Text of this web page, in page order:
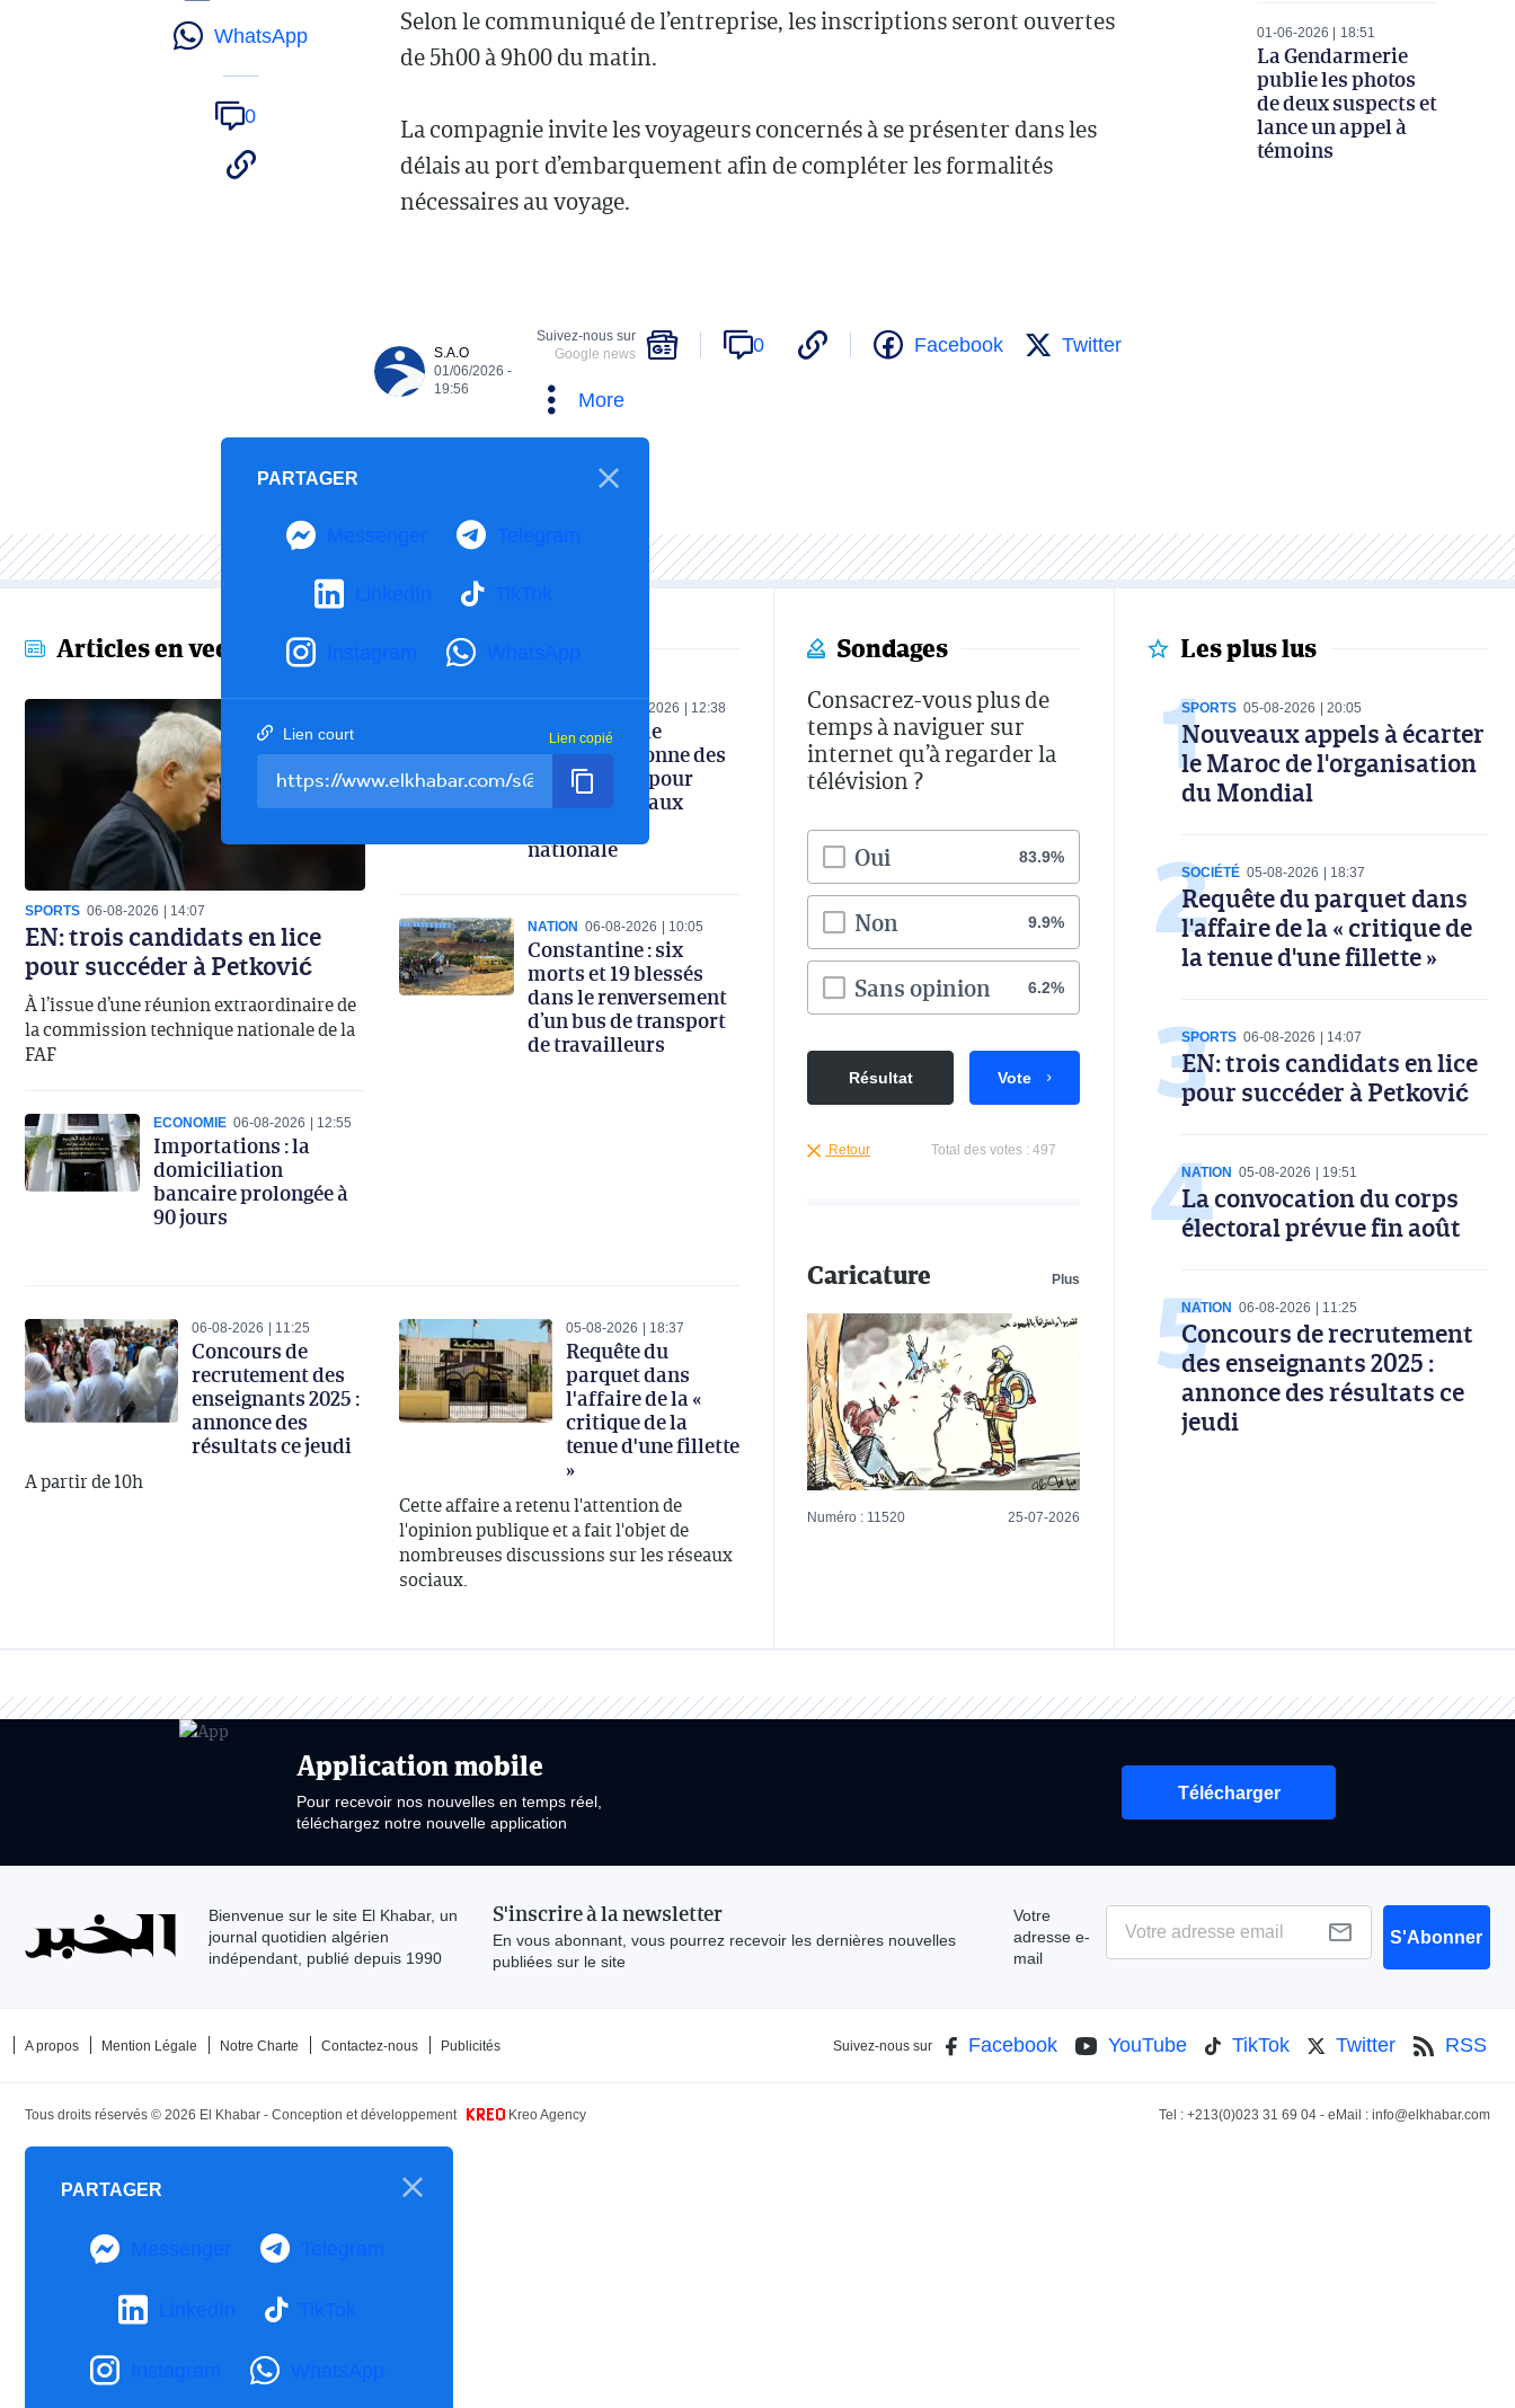
Selon le communiqué de l’entreprise, les inscriptions seront ouvertes
de 5h00 à 9h00 du matin.
La compagnie invite les voyageurs concernés à se présenter dans les
délais au port d’embarquement afin de compléter les formalités
nécessaires au voyage.
WhatsApp
0
01-06-2026 18:51
La Gendarmerie
publie les photos
de deux suspects et
lance un appel à
témoins
S.A.O
01/06/2026 -
19:56
Suivez-nous sur
Google news
0 Facebook Twitter
More
PARTAGER
Messenger Telegram
LinkedIn TikTok
Instagram WhatsApp
Lien court Lien copié
Articles en vedette
SPORTS 06-08-2026 14:07
EN: trois candidats en lice
pour succéder à Petković
À l’issue d’une réunion extraordinaire de
la commission technique nationale de la
FAF
06-08-2026 12:38
Le ministre de
l’Industrie donne des
instructions pour
renforcer le taux
nationale
NATION 06-08-2026 10:05
Constantine : six
morts et 19 blessés
dans le renversement
d’un bus de transport
de travailleurs
ECONOMIE 06-08-2026 12:55
Importations : la
domiciliation
bancaire prolongée à
90 jours
06-08-2026 11:25
Concours de
recrutement des
enseignants 2025 :
annonce des
résultats ce jeudi
A partir de 10h
05-08-2026 18:37
Requête du
parquet dans
l'affaire de la «
critique de la
tenue d'une fillette
»
Cette affaire a retenu l'attention de
l'opinion publique et a fait l'objet de
nombreuses discussions sur les réseaux
sociaux.
Sondages
Consacrez-vous plus de
temps à naviguer sur
internet qu’à regarder la
télévision ?
Oui 83.9%
Non 9.9%
Sans opinion 6.2%
Résultat Vote
Retour Total des votes : 497
Caricature Plus
Numéro : 11520 25-07-2026
Les plus lus
SPORTS 05-08-2026 20:05
Nouveaux appels à écarter
le Maroc de l'organisation
du Mondial
SOCIÉTÉ 05-08-2026 18:37
Requête du parquet dans
l'affaire de la « critique de
la tenue d'une fillette »
SPORTS 06-08-2026 14:07
EN: trois candidats en lice
pour succéder à Petković
NATION 05-08-2026 19:51
La convocation du corps
électoral prévue fin août
NATION 06-08-2026 11:25
Concours de recrutement
des enseignants 2025 :
annonce des résultats ce
jeudi
Application mobile
Pour recevoir nos nouvelles en temps réel,
téléchargez notre nouvelle application
Télécharger
Bienvenue sur le site El Khabar, un
journal quotidien algérien
indépendant, publié depuis 1990
S'inscrire à la newsletter
En vous abonnant, vous pourrez recevoir les dernières nouvelles
publiées sur le site
Votre
adresse e-
mail
S'Abonner
A propos Mention Légale Notre Charte Contactez-nous Publicités Suivez-nous sur Facebook YouTube TikTok Twitter RSS
Tous droits réservés © 2026 El Khabar - Conception et développement Kreo Agency Tel : +213(0)023 31 69 04 - eMail : info@elkhabar.com
PARTAGER
Messenger Telegram
LinkedIn TikTok
Instagram WhatsApp